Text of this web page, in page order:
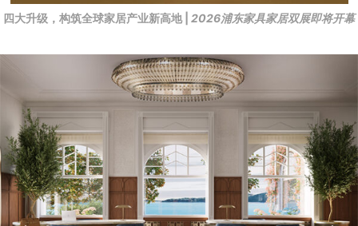
四大升级，构筑全球家居产业新高地 | 2026浦东家具家居双展即将开幕